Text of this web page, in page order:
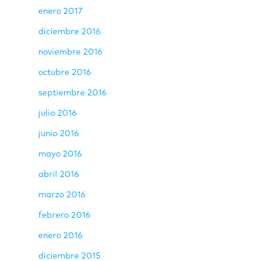
enero 2017
diciembre 2016
noviembre 2016
octubre 2016
septiembre 2016
julio 2016
junio 2016
mayo 2016
abril 2016
marzo 2016
febrero 2016
enero 2016
diciembre 2015